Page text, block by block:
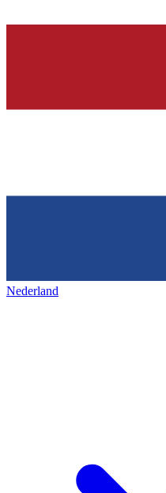
Nederland